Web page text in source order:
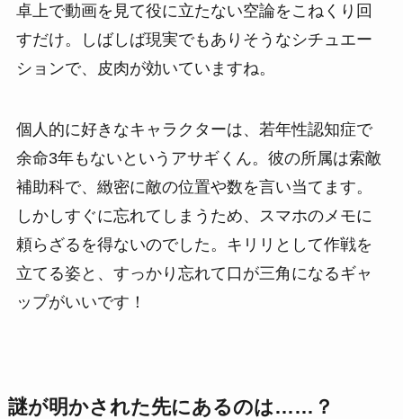
卓上で動画を見て役に立たない空論をこねくり回
すだけ。しばしば現実でもありそうなシチュエー
ションで、皮肉が効いていますね。
個人的に好きなキャラクターは、若年性認知症で
余命3年もないというアサギくん。彼の所属は索敵
補助科で、緻密に敵の位置や数を言い当てます。
しかしすぐに忘れてしまうため、スマホのメモに
頼らざるを得ないのでした。キリリとして作戦を
立てる姿と、すっかり忘れて口が三角になるギャ
ップがいいです！
謎が明かされた先にあるのは……？